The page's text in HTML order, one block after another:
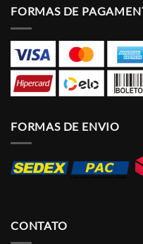
FORMAS DE
FORMAS DE ENVIO
CONTATO